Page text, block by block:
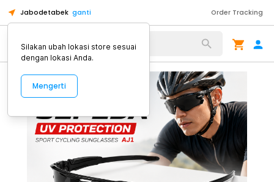
Jabodetabek ganti Order Tracking
Alat Kopi
Silakan ubah lokasi store sesuai
dengan lokasi Anda.
Mengerti